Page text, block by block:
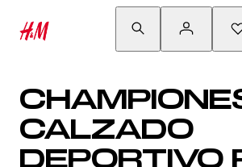
CALZADO
DEPORTIVO